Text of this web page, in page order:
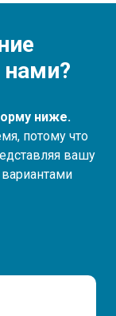
ниже.
потому что
вашу